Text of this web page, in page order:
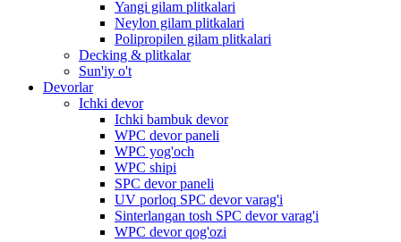
Yangi gilam plitkalari
Neylon gilam plitkalari
Polipropilen gilam plitkalari
Decking & plitkalar
Sun'iy o't
Devorlar
Ichki devor
Ichki bambuk devor
WPC devor paneli
WPC yog'och
WPC shipi
SPC devor paneli
UV porloq SPC devor varag'i
Sinterlangan tosh SPC devor varag'i
WPC devor qog'ozi